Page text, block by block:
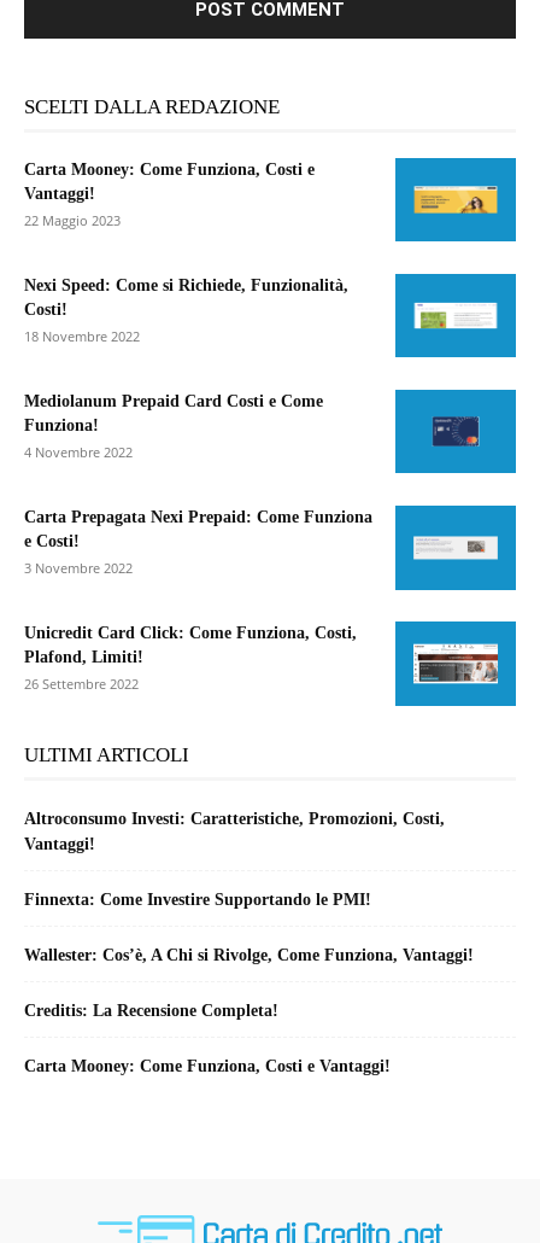
SCELTI DALLA REDAZIONE
Carta Mooney: Come Funziona, Costi e
Vantaggi!
22 Maggio 2023
Nexi Speed: Come si Richiede, Funzionalità,
Costi!
18 Novembre 2022
Mediolanum Prepaid Card Costi e Come
Funziona!
4 Novembre 2022
Carta Prepagata Nexi Prepaid: Come Funziona
e Costi!
3 Novembre 2022
Unicredit Card Click: Come Funziona, Costi,
Plafond, Limiti!
26 Settembre 2022
ULTIMI ARTICOLI
Altroconsumo Investi: Caratteristiche, Promozioni, Costi,
Vantaggi!
Finnexta: Come Investire Supportando le PMI!
Wallester: Cos’è, A Chi si Rivolge, Come Funziona, Vantaggi!
Creditis: La Recensione Completa!
Carta Mooney: Come Funziona, Costi e Vantaggi!